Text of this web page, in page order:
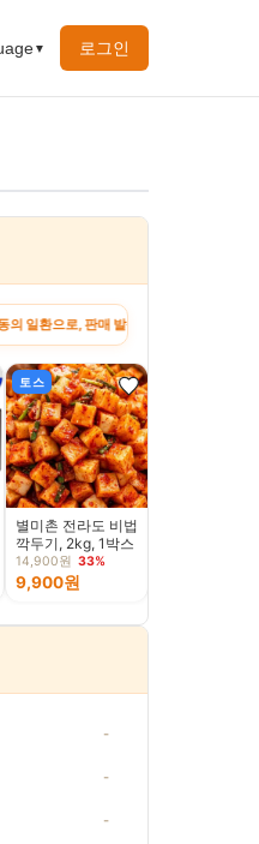
▼ 로그인
말
생 시 수수료를 제공받습니다. · 이
토스
별미촌 전라도 비법
깍두기, 2kg, 1박스
14,900원 33%
9,900원
-
-
-